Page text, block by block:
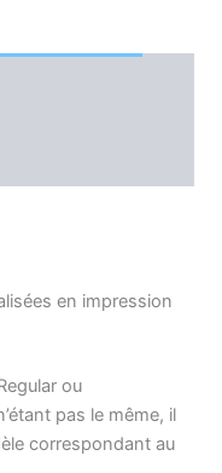
en impression
ou
pas le même, il
correspondant au